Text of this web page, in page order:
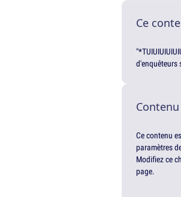
Ce
d'enquêteurs
Ce contenu
paramètres
Modifiez ce
page.